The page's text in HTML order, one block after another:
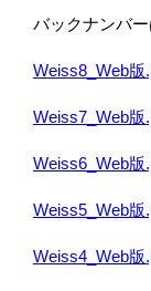
バックナンバ
Weiss8_Web版
Weiss7_Web版
Weiss6_Web版
Weiss5_Web版
Weiss4_Web版